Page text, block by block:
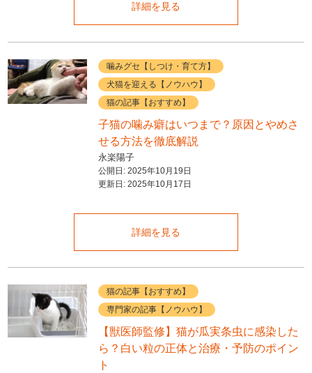
詳細を見る
噛みグセ【しつけ・育て方】
犬猫を迎える【ノウハウ】
猫の記事【おすすめ】
子猫の噛み癖はいつまで？原因とやめさ
せる方法を徹底解説
永楽陽子
公開日: 2025年10月19日
更新日: 2025年10月17日
詳細を見る
猫の記事【おすすめ】
専門家の記事【ノウハウ】
【獣医師監修】猫が瓜実条虫に感染した
ら？白い粒の正体と治療・予防のポイン
ト